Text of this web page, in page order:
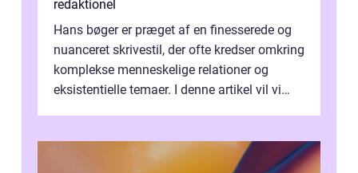
redaktionel
Hans bøger er præget af en finesserede og
nuanceret skrivestil, der ofte kredser omkring
komplekse menneskelige relationer og
eksistentielle temaer. I denne artikel vil vi